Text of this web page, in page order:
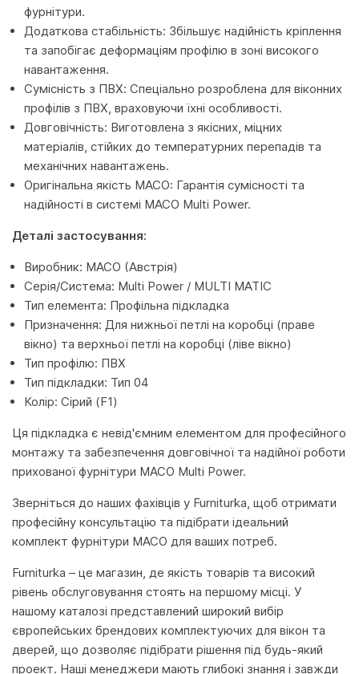
фурнітури.
Додаткова стабільність: Збільшує надійність кріплення
та запобігає деформаціям профілю в зоні високого
навантаження.
Сумісність з ПВХ: Спеціально розроблена для віконних
профілів з ПВХ, враховуючи їхні особливості.
Довговічність: Виготовлена з якісних, міцних
матеріалів, стійких до температурних перепадів та
механічних навантажень.
Оригінальна якість MACO: Гарантія сумісності та
надійності в системі MACO Multi Power.
Деталі застосування:
Виробник: MACO (Австрія)
Серія/Система: Multi Power / MULTI MATIC
Тип елемента: Профільна підкладка
Призначення: Для нижньої петлі на коробці (праве
вікно) та верхньої петлі на коробці (ліве вікно)
Тип профілю: ПВХ
Тип підкладки: Тип 04
Колір: Сірий (F1)
Ця підкладка є невід'ємним елементом для професійного
монтажу та забезпечення довговічної та надійної роботи
прихованої фурнітури MACO Multi Power.
Зверніться до наших фахівців у Furniturka, щоб отримати
професійну консультацію та підібрати ідеальний
комплект фурнітури MACO для ваших потреб.
Furniturka – це магазин, де якість товарів та високий
рівень обслуговування стоять на першому місці. У
нашому каталозі представлений широкий вибір
європейських брендових комплектуючих для вікон та
дверей, що дозволяє підібрати рішення під будь-який
проект. Наші менеджери мають глибокі знання і завжди